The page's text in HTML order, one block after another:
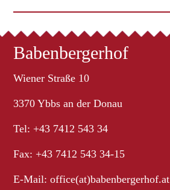
Babenbergerhof
Wiener Straße 10
3370 Ybbs an der Donau
Tel: +43 7412 543 34
Fax: +43 7412 543 34-15
E-Mail:office(at)babenbergerhof.at